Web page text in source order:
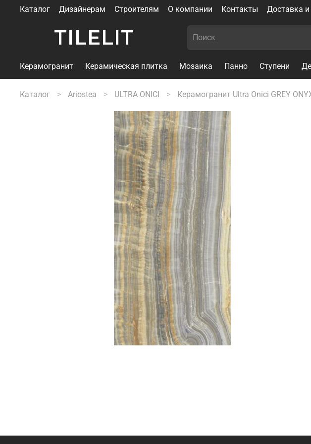
Каталог Дизайнерам Строителям О компании Контакты Доставка и
TILELIT
Керамогранит Керамическая плитка Мозаика Панно Ступени
Каталог Ariostea ULTRA ONICI Керамогранит Ultra Onici GREY